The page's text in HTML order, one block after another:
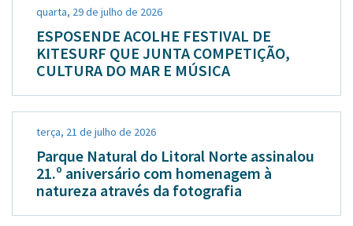
quarta, 29 de julho de 2026
ESPOSENDE ACOLHE FESTIVAL DE
KITESURF QUE JUNTA COMPETIÇÃO,
CULTURA DO MAR E MÚSICA
terça, 21 de julho de 2026
Parque Natural do Litoral Norte assinalou
21.º aniversário com homenagem à
natureza através da fotografia